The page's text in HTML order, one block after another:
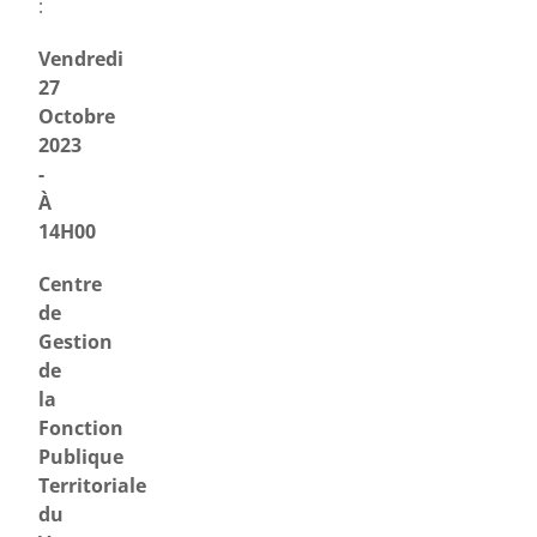
:
Vendredi
27
Octobre
2023
-​​
À
14H00
Centre
de
Gestion
de
la
Fonction
Publique
Territoriale
du